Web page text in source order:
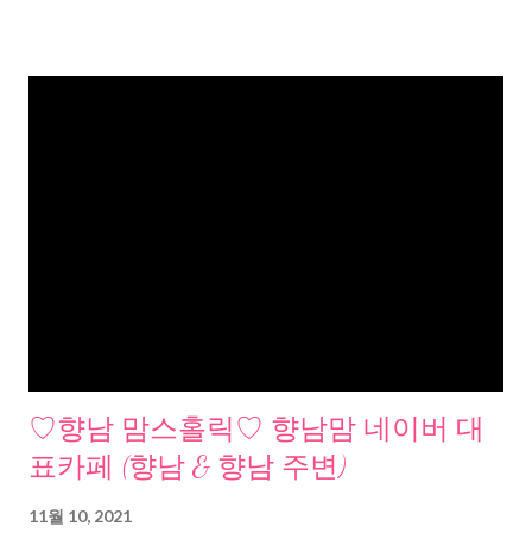
♡향남 맘스홀릭♡ 향남맘 네이버 대
표카페 (향남 & 향남 주변)
11월 10, 2021